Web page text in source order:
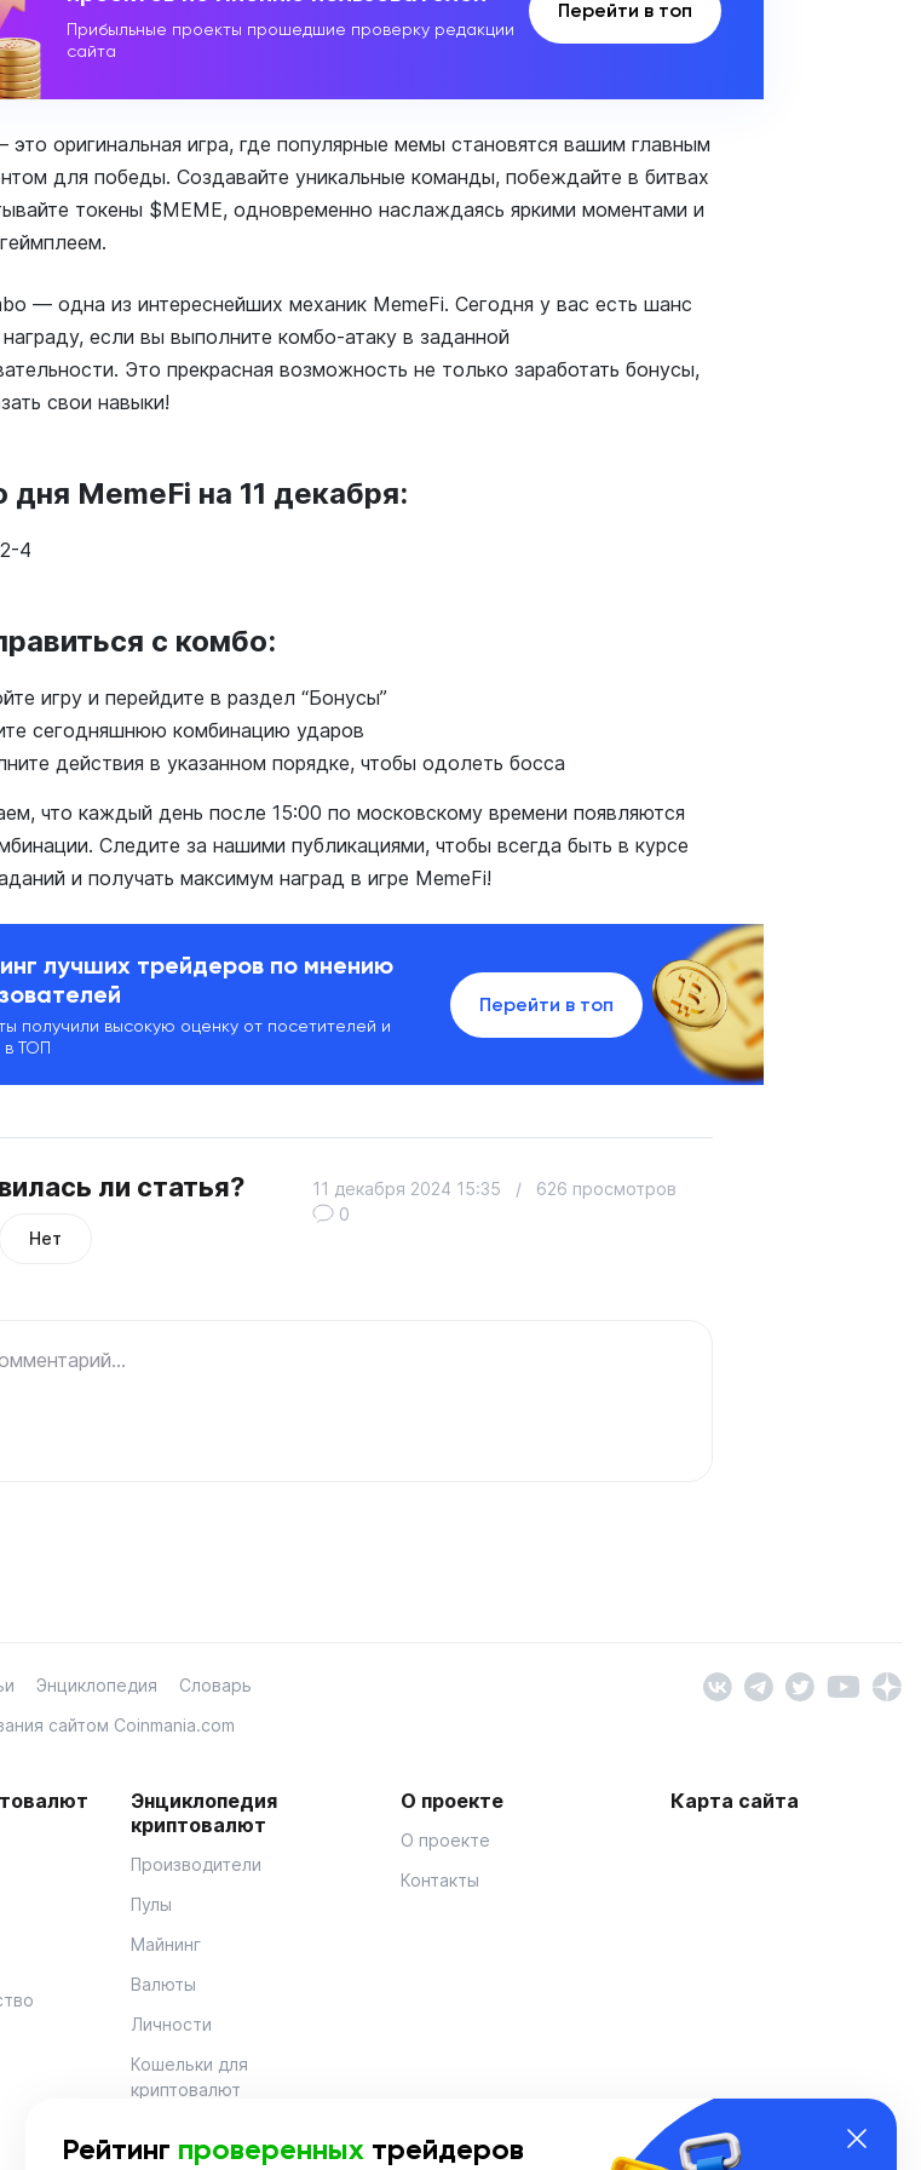
Прибыльные проекты прошедшие проверку редакции
сайта
Перейти в топ
это оригинальная игра, где популярные мемы становятся вашим главным
для победы. Создавайте уникальные команды, побеждайте в битвах
токены $MEME, одновременно наслаждаясь яркими моментами и
— одна из интереснейших механик MemeFi. Сегодня у вас есть шанс
награду, если вы выполните комбо-атаку в заданной
Это прекрасная возможность не только заработать бонусы,
свои навыки!
дня MemeFi на 11 декабря:
4
с комбо:
игру и перейдите в раздел “Бонусы”
сегодняшнюю комбинацию ударов
действия в указанном порядке, чтобы одолеть босса
что каждый день после 15:00 по московскому времени появляются
Следите за нашими публикациями, чтобы всегда быть в курсе
и получать максимум наград в игре MemeFi!
лучших трейдеров по мнению
получили высокую оценку от посетителей и
в ТОП
Перейти в топ
ли статья?
Нет
11 декабря 2024 15:35 /
626 просмотров
0
Энциклопедия
Словарь
сайтом Coinmania.com
Энциклопедия
криптовалют
Производители
Пулы
Майнинг
Валюты
Личности
Кошельки для
криптовалют
О проекте
О проекте
Контакты
Карта сайта
Рейтинг проверенных трейдеров